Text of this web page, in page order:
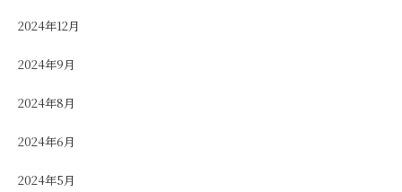
2024年12月
2024年9月
2024年8月
2024年6月
2024年5月